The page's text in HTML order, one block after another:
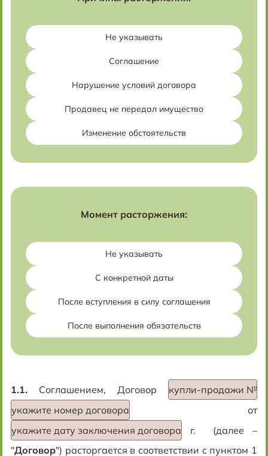
Не указывать
Соглашение
Нарушение условий договора
Продавец не передал имущество
Изменение обстоятельств
Момент расторжения:
Не указывать
С конкретной даты
После вступления в силу соглашения
После выполнения обязательств
1.1. Соглашением, Договор купли-продажи №
укажите номер договора от
укажите дату заключения договора г. (далее –
"Договор") расторгается в соответствии с пунктом 1